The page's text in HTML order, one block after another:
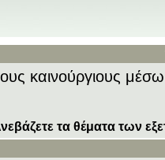
καινούργιους μέσω
θέματα των εξετάσεων